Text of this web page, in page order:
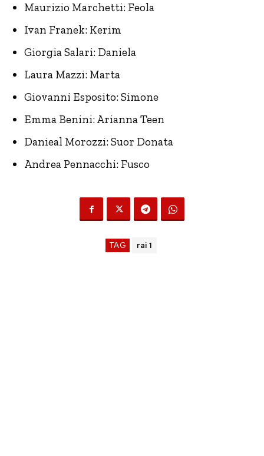
Maurizio Marchetti: Feola
Ivan Franek: Kerim
Giorgia Salari: Daniela
Laura Mazzi: Marta
Giovanni Esposito: Simone
Emma Benini: Arianna Teen
Danieal Morozzi: Suor Donata
Andrea Pennacchi: Fusco
TAG rai 1